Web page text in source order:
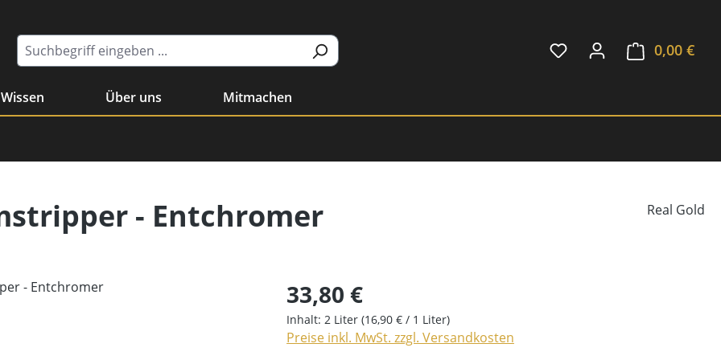
0,00 €
Wissen Über uns Mitmachen
- Entchromer Real Gold
33,80 €
Inhalt: 2 Liter (16,90 € / 1 Liter)
Preise inkl. MwSt. zzgl. Versandkosten